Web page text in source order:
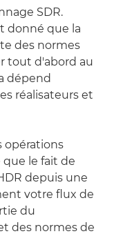
SDR.
donné que la
des normes
tout d'abord au
dépend
réalisateurs et
opérations
le fait de
depuis une
votre flux de
du
des normes de